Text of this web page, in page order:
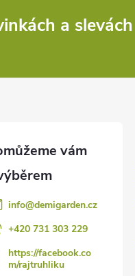
a slevách
info@demigarden.cz
+420 731 303 229
https://facebook.co
m/rajtruhliku